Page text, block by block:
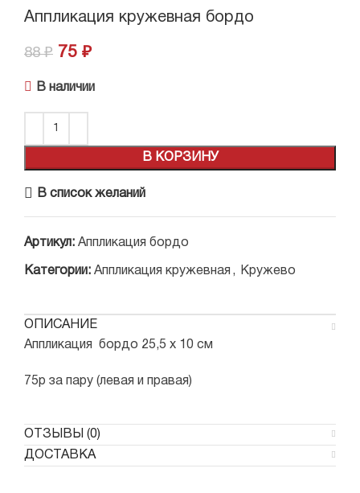
Аппликация кружевная бордо
88₽ 75 ₽
В наличии
В КОРЗИНУ
В список желаний
Артикул: Аппликация бордо
Категории: Аппликация кружевная , Кружево
ОПИСАНИЕ
Аппликация бордо 25,5 х 10 см
75р за пару (левая и правая)
ОТЗЫВЫ (0)
ДОСТАВКА